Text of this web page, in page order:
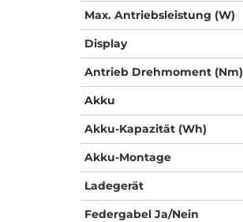
Max. Antriebsleistung (W)
Display
Antrieb Drehmoment (Nm)
Akku
Akku-Kapazität (Wh)
Akku-Montage
Ladegerät
Federgabel Ja/Nein